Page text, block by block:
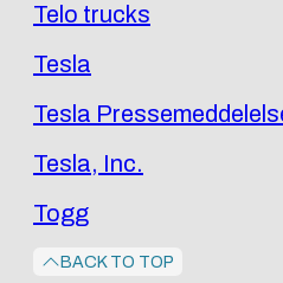
Telo trucks
Tesla
Tesla
Tesla, Inc.
Togg
BACK TO TOP